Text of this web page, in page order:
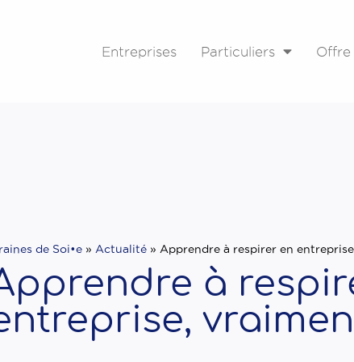
Entreprises Particuliers Offre
de Soi•e » Actualité » Apprendre à respirer en
à